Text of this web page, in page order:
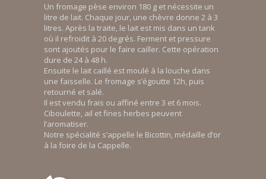
Un fromage pèse environ 180 g et nécessite un
litre de lait. Chaque jour, une chèvre donne 2 à 3
litres. Après la traite, le lait est mis dans un tank
où il refroidit à 20 degrés. Ferment et pressure
sont ajoutés pour le faire cailler. Cette opération
dure de 24 à 48 h.
Ensuite le lait caillé est moulé à la louche dans
une faisselle. Le fromage s’égoutte 12h, puis
retourné et salé.
Il est vendu frais ou affiné entre 3 et 6 mois.
Ciboulette, ail et fines herbes peuvent
l’aromatiser.
Notre spécialité s’appelle le Bicottin, médaille d’or
à la foire de la Cappelle.